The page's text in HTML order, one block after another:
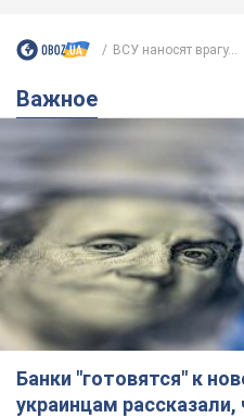
ВСУ наносят врагу...
Важное
Банки "готовятся" к
украинцам